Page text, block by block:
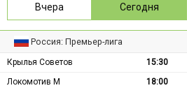
Вчера Сегодня
Россия: Премьер-лига
Крылья Советов 15:30
Локомотив М
18:00